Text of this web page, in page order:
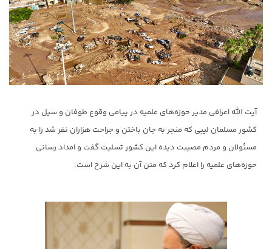
آیت الله اعرافی مدیر حوزه‌های علمیه در پیامی وقوع طوفان و سیل در
کشور مسلمان لیبی که منجر به جان باختن و جراحت هزاران نفر شد را به
مسئولان و مردم مصیبت دیده این کشور تسلیت گفت و امداد رسانی
حوزه‌های علمیه را اعلام کرد که متن آن به این شرح است: